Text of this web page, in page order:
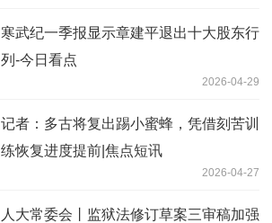
寒武纪一季报显示章建平退出十大股东行
列-今日看点
2026-04-29
记者：多古将复出踢小蜜蜂，凭借刻苦训
练恢复进度提前|焦点短讯
2026-04-27
人大常委会丨监狱法修订草案三审稿加强